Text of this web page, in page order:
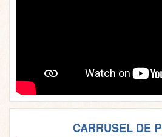
CARRUSEL DE